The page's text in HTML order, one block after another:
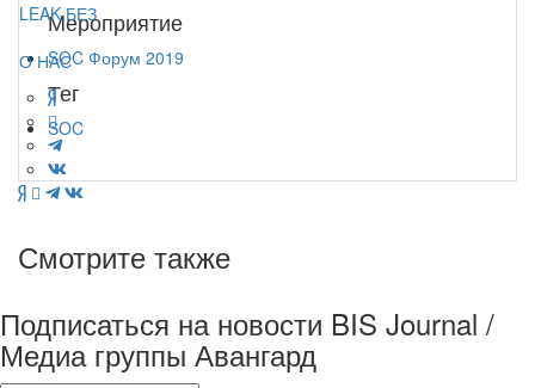
LEAK-БЕЗ
О НАС
Мероприятие
SOC Форум 2019
Тег
SOC
Смотрите также
Подписаться на новости BIS Journal /
Медиа группы Авангард